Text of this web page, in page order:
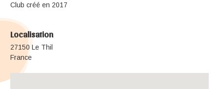
Club créé en 2017
Localisation
27150 Le Thil
France